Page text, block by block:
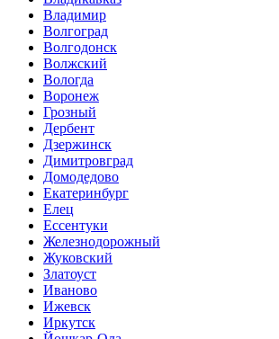
Владимир
Волгоград
Волгодонск
Волжский
Вологда
Воронеж
Грозный
Дербент
Дзержинск
Димитровград
Домодедово
Екатеринбург
Елец
Ессентуки
Железнодорожный
Жуковский
Златоуст
Иваново
Ижевск
Иркутск